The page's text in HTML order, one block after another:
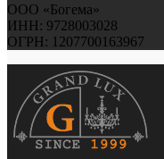
ООО «Богема»
ИНН: 9728003028
ОГРН: 1207700163967